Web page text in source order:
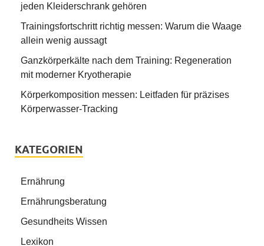
jeden Kleiderschrank gehören
Trainingsfortschritt richtig messen: Warum die Waage
allein wenig aussagt
Ganzkörperkälte nach dem Training: Regeneration
mit moderner Kryotherapie
Körperkomposition messen: Leitfaden für präzises
Körperwasser-Tracking
KATEGORIEN
Ernährung
Ernährungsberatung
Gesundheits Wissen
Lexikon